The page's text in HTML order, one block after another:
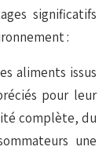
significatifs
:
aliments issus
pour leur
complète, du
une